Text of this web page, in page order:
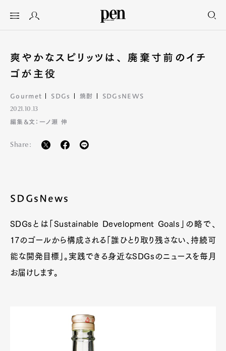
爽やかなスピリッツは、 廃棄寸前のイチ
ゴが主役
Gourmet SDGs 焼酎 SDGsNEWS
2021.10.13
編集&文：一ノ瀬 伸
Share:
SDGsNews
SDGsとは「Sustainable Development Goals」の略で、
17のゴールから構成される「誰ひとり取り残さない、持続可
能な開発目標」。実践できる身近なSDGsのニュースを毎月
お届けします。